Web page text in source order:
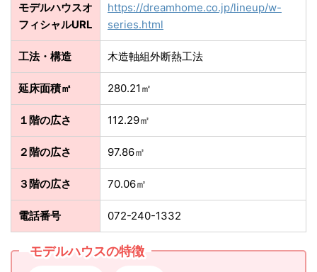
モデルハウスオ
フィシャルURL
https://dreamhome.co.jp/lineup/w-
series.html
工法・構造 木造軸組外断熱工法
延床面積㎡ 280.21㎡
１階の広さ 112.29㎡
２階の広さ 97.86㎡
３階の広さ 70.06㎡
電話番号 072-240-1332
モデルハウスの特徴